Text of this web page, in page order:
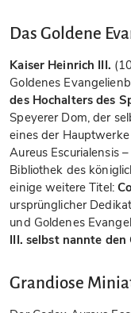
Das Goldene
Kaiser Heinrich III.
Goldenes
des Hochalters des
Speyerer Dom, der
eines der
Aureus Escurialensis
Bibliothek des
einige weitere Titel:
ursprünglicher
und Goldenes
III. selbst nannte den
Grandiose